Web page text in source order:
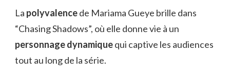
La polyvalencede Mariama Gueye brille dans
“Chasing Shadows”, où elle donne vie à un
personnage dynamiquequi captive les audiences
tout au long de la série.